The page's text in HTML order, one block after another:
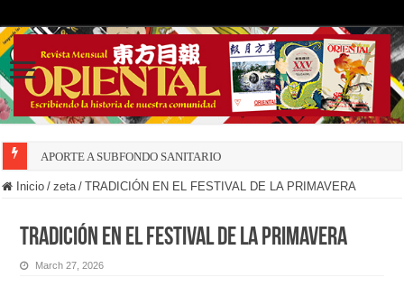
APORTE A SUBFONDO SANITARIO
Inicio / zeta / TRADICIÓN EN EL FESTIVAL DE LA PRIMAVERA
TRADICIÓN EN EL FESTIVAL DE LA PRIMAVERA
March 27, 2026